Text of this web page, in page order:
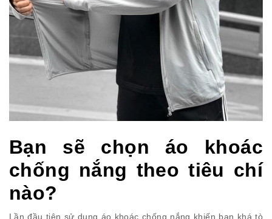
Bạn sẽ chọn áo khoác
chống nắng theo tiêu chí
nào?
Lần đầu tiên sử dụng áo khoác chống nắng khiến bạn khá tò